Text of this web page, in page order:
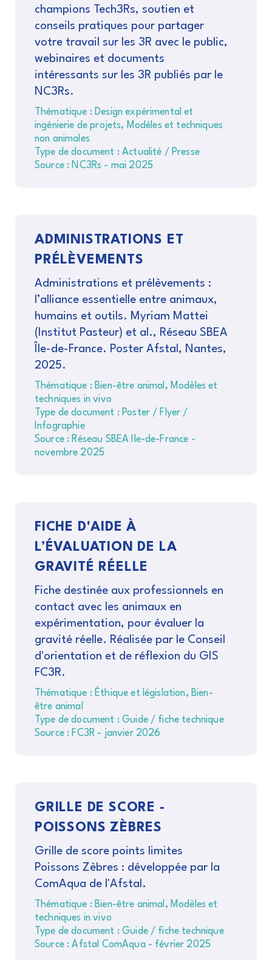
champions Tech3Rs, soutien et
conseils pratiques pour partager
votre travail sur les 3R avec le public,
webinaires et documents
intéressants sur les 3R publiés par le
NC3Rs.
Thématique : Design expérimental et
ingénierie de projets, Modèles et techniques
non animales
Type de document : Actualité / Presse
Source : NC3Rs - mai 2025
ADMINISTRATIONS ET
PRÉLÈVEMENTS
Administrations et prélèvements :
l’alliance essentielle entre animaux,
humains et outils. Myriam Mattei
(Institut Pasteur) et al., Réseau SBEA
Île-de-France. Poster Afstal, Nantes,
2025.
Thématique : Bien-être animal, Modèles et
techniques in vivo
Type de document : Poster / Flyer /
Infographie
Source : Réseau SBEA Ile-de-France -
novembre 2025
FICHE D'AIDE À
L’ÉVALUATION DE LA
GRAVITÉ RÉELLE
Fiche destinée aux professionnels en
contact avec les animaux en
expérimentation, pour évaluer la
gravité réelle. Réalisée par le Conseil
d'orientation et de réflexion du GIS
FC3R.
Thématique : Éthique et législation, Bien-
être animal
Type de document : Guide / fiche technique
Source : FC3R - janvier 2026
GRILLE DE SCORE -
POISSONS ZÈBRES
Grille de score points limites
Poissons Zèbres : développée par la
ComAqua de l'Afstal.
Thématique : Bien-être animal, Modèles et
techniques in vivo
Type de document : Guide / fiche technique
Source : Afstal ComAqua - février 2025